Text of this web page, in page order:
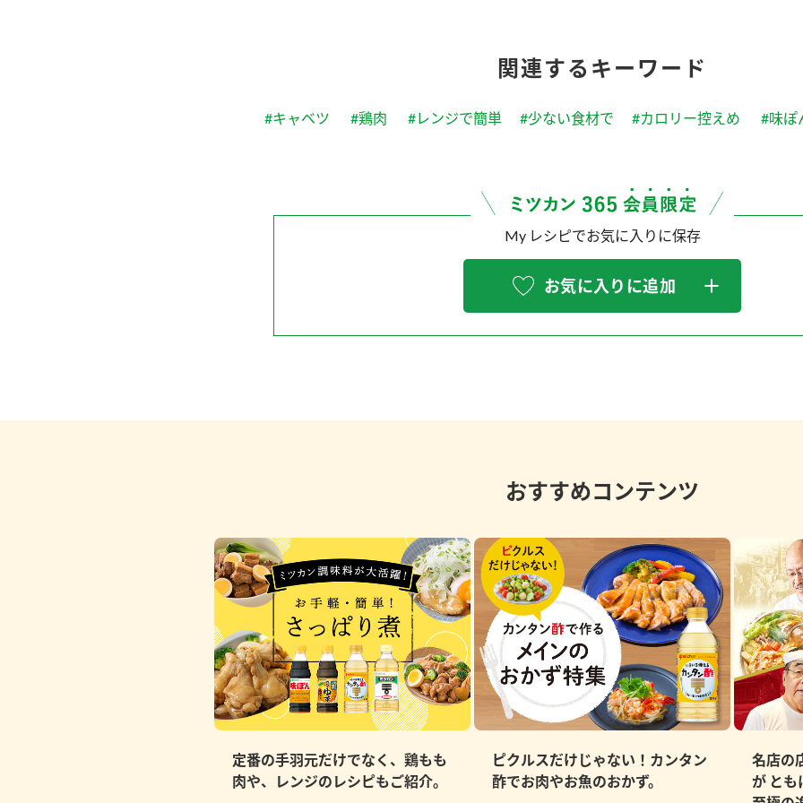
関連するキーワード
#キャベツ #鶏肉 #レンジで簡単 #少ない食材で #カロリー控えめ #味ぽ
My レシピでお気に入りに保存
お気に入りに追加
おすすめコンテンツ
定番の手羽元だけでなく、鶏もも
肉や、レンジのレシピもご紹介。
ピクルスだけじゃない！カンタン
酢でお肉やお魚のおかず。
名店の
が とも